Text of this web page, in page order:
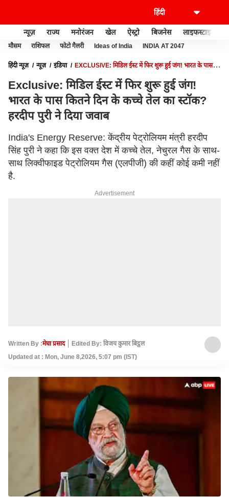
न्यूज़ राज्य मनोरंजन खेल ऐस्ट्रो बिजनेस लाइफस्टाइल
मौसम राशिफल फोटो गैलरी Ideas of India INDIA AT 2047
हिंदी न्यूज़ न्यूज़ इंडिया
EXCLUSIVE: मिडिल ईस्ट में फिर शुरू हुई जंग! भारत के पास
Exclusive: मिडिल ईस्ट में फिर शुरू हुई जंग!
भारत के पास कितने दिन के कच्चे तेल का स्टॉक?
हरदीप पुरी ने दिया जवाब
India's Energy Reserve: केंद्रीय पेट्रोलियम मंत्री हरदीप
सिंह पुरी ने कहा कि इस वक्त देश में कच्चे तेल, नेचुरल गैस के साथ-
साथ लिक्वीफाइड पेट्रोलियम गैस (एलपीजी) की कहीं कोई कमी नहीं
है.
Advertisement
Written By :मेघा प्रसाद
Edited By: विजय कुमार बिट्ठल
Updated at : Mon, June 8,2026, 5:07 pm (IST)